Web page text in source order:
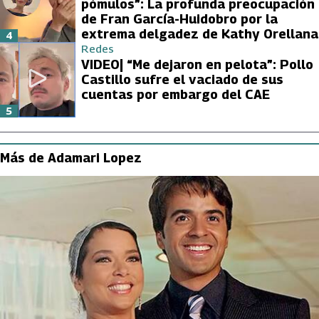
pómulos”: La profunda preocupación
de Fran García-Huidobro por la
extrema delgadez de Kathy Orellana
4
Redes
VIDEO| “Me dejaron en pelota”: Pollo
Castillo sufre el vaciado de sus
cuentas por embargo del CAE
5
Más de Adamari Lopez